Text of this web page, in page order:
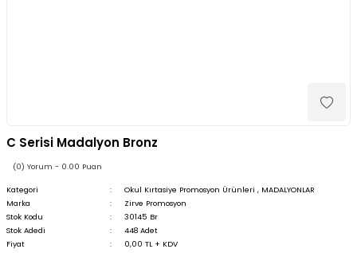
C Serisi Madalyon Bronz
(0) Yorum - 0.00 Puan
Kategori Okul Kırtasiye Promosyon Ürünleri , MADALYONLAR
Marka
Zirve Promosyon
Stok Kodu
30145 Br
Stok Adedi
448 Adet
Fiyat
0,00 TL + KDV